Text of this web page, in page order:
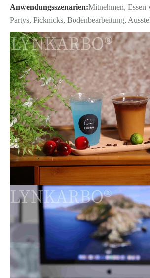
Anwendungsszenarien:Mitnehmen, Essen
Partys, Picknicks, Bodenbearbeitung,